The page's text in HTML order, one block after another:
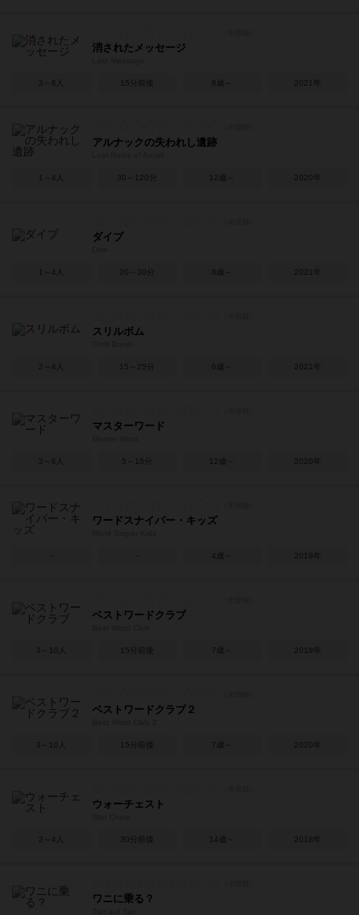
消されたメッセージ
3～8人 15分前後 8歳～ 2021年
アルナックの失われし遺跡
1～4人 30～120分 12歳～ 2020年
ダイブ
1～4人 20～30分 8歳～ 2021年
スリルボム
2～4人 15～25分 6歳～ 2021年
マスターワード
3～6人 5～15分 12歳～ 2020年
ワードスナイパー・キッズ
4歳～ 2019年
ベストワードクラブ
3～10人 15分前後 7歳～ 2019年
ベストワードクラブ２
3～10人 15分前後 7歳～ 2020年
ウォーチェスト
2～4人 30分前後 14歳～ 2018年
ワニに乗る？